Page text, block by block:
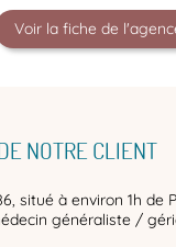
Voir la fiche de
NOTRE CLIENT
situé à environ 1h de
généraliste /